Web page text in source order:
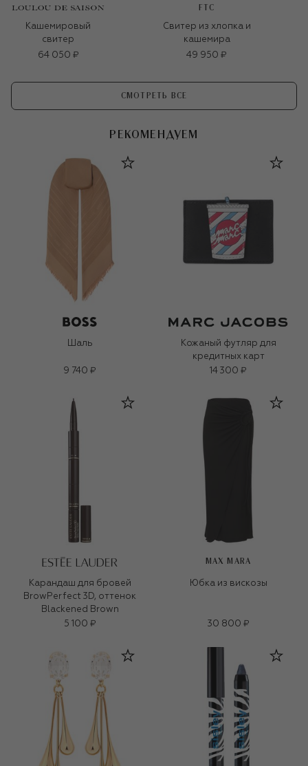
Кашемировый
свитер
64 050 ₽
FTC
Свитер из хлопка и
кашемира
49 950 ₽
СМОТРЕТЬ ВСЕ
РЕКОМЕНДУЕМ
Шаль
9 740 ₽
Кожаный футляр для
кредитных карт
14 300 ₽
Карандаш для бровей
BrowPerfect 3D, оттенок
Blackened Brown
5 100 ₽
MAX MARA
Юбка из вискозы
30 800 ₽